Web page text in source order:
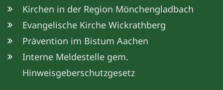
Kirchen in der Region Mönchengladbach
Evangelische Kirche Wickrathberg
Prävention im Bistum Aachen
Interne Meldestelle gem.
Hinweisgeberschutzgesetz